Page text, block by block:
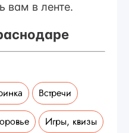
вам в ленте.
Встречи
Игры, квизы